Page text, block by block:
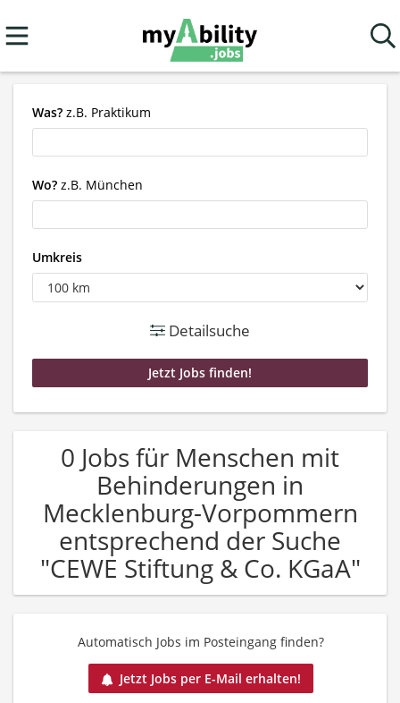
Was? z.B. Praktikum
Wo? z.B. München
Umkreis
Detailsuche
0 Jobs für Menschen mit
Behinderungen in
Mecklenburg-Vorpommern
entsprechend der Suche
"CEWE Stiftung & Co. KGaA"
Automatisch Jobs im Posteingang finden?
Jetzt Jobs per E-Mail erhalten!